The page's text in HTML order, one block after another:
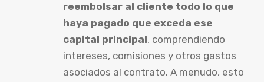
reembolsar al cliente todo lo que
haya pagado que exceda ese
capital principal, comprendiendo
intereses, comisiones y otros gastos
asociados al contrato. A menudo, esto